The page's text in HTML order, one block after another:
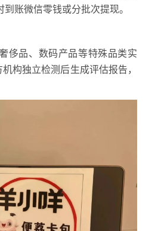
账微信零钱或分批次提现。
侈品、数码产品等特殊品类实
构独立检测后生成评估报告，